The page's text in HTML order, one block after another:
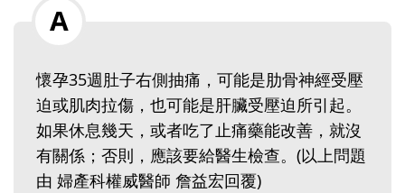
懷孕35週肚子右側抽痛，可能是肋骨神經受壓
迫或肌肉拉傷，也可能是肝臟受壓迫所引起。
如果休息幾天，或者吃了止痛藥能改善，就沒
有關係；否則，應該要給醫生檢查。(以上問題
由 婦產科權威醫師 詹益宏回覆)